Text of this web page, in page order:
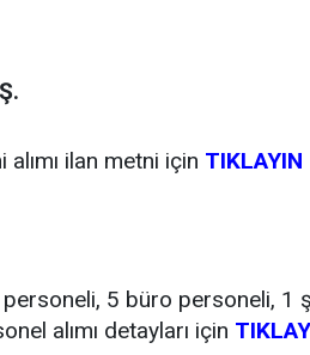
alımı ilan metni için TIKLAYIN
5 büro personeli, 1
alımı detayları için